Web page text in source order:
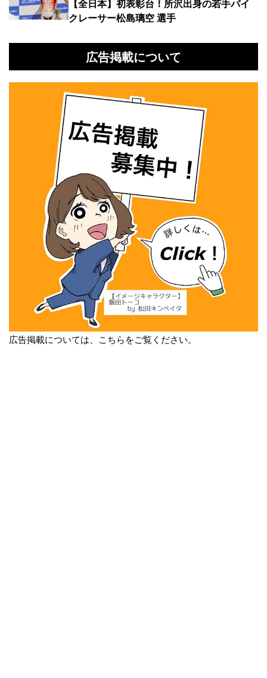
【全日本】初表彰台！所沢出身の若手バイ
クレーサー松島璃空 選手
広告掲載について
広告掲載については、こちらをご覧ください。